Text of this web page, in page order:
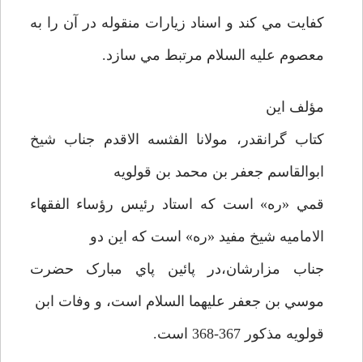
کفايت مي کند و اسناد زيارات منقوله در آن را به
معصوم عليه السلام مرتبط مي سازد.
مؤلف اين
کتاب گرانقدر، مولانا الفثسه الاقدم جناب شيخ
ابوالقاسم جعفر بن محمد بن قولويه
قمي «ره» است که استاد رئيس رؤساء الفقهاء
الاماميه شيخ مفيد «ره» است که اين دو
جناب مزارشان،در پائين پاي مبارک حضرت
موسي بن جعفر عليهما السلام است، و وفات ابن
قولويه مذکور 367-368 است.